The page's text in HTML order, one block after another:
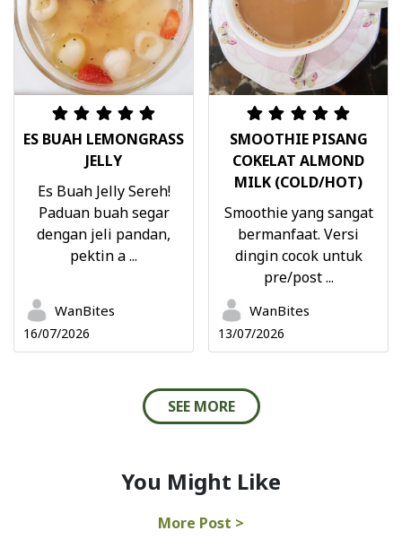
ES BUAH LEMONGRASS
JELLY
Es Buah Jelly Sereh!
Paduan buah segar
dengan jeli pandan,
pektin a ...
WanBites
16/07/2026
SMOOTHIE PISANG
COKELAT ALMOND
MILK (COLD/HOT)
Smoothie yang sangat
bermanfaat. Versi
dingin cocok untuk
pre/post ...
WanBites
13/07/2026
SEE MORE
You Might Like
More Post >